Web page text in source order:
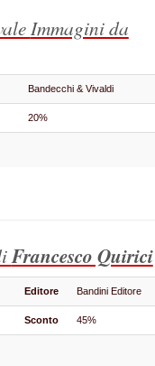
Immagini da
Bandecchi & Vivaldi
20%
Francesco Quirici
Editore Bandini Editore
Sconto 45%